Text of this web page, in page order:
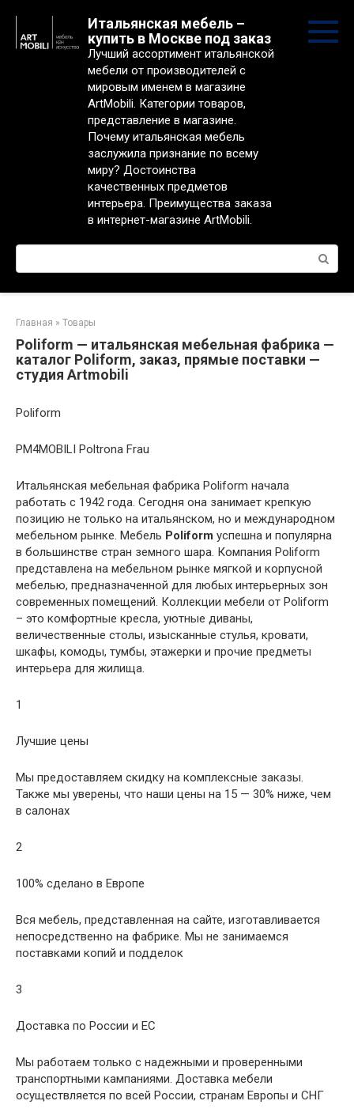
контенту
Итальянская мебель –
купить в Москве под заказ
Лучший ассортимент итальянской
мебели от производителей с
мировым именем в магазине
ArtMobili. Категории товаров,
представление в магазине.
Почему итальянская мебель
заслужила признание по всему
миру? Достоинства
качественных предметов
интерьера. Преимущества заказа
в интернет-магазине ArtMobili.
Поиск:
Главная » Товары
Poliform — итальянская мебельная фабрика —
каталог Poliform, заказ, прямые поставки —
студия Artmobili
Poliform
PM4MOBILI Poltrona Frau
Итальянская мебельная фабрика Poliform начала
работать с 1942 года. Сегодня она занимает крепкую
позицию не только на итальянском, но и международном
мебельном рынке. Мебель Poliform успешна и популярна
в большинстве стран земного шара. Компания Poliform
представлена на мебельном рынке мягкой и корпусной
мебелью, предназначенной для любых интерьерных зон
современных помещений. Коллекции мебели от Poliform
– это комфортные кресла, уютные диваны,
величественные столы, изысканные стулья, кровати,
шкафы, комоды, тумбы, этажерки и прочие предметы
интерьера для жилища.
1
Лучшие цены
Мы предоставляем скидку на комплексные заказы.
Также мы уверены, что наши цены на 15 — 30% ниже, чем
в салонах
2
100% сделано в Европе
Вся мебель, представленная на сайте, изготавливается
непосредственно на фабрике. Мы не занимаемся
поставками копий и подделок
3
Доставка по России и ЕС
Мы работаем только с надежными и проверенными
транспортными кампаниями. Доставка мебели
осуществляется по всей России, странам Европы и СНГ